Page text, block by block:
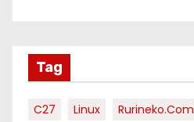
Tag
C27 Linux Rurineko.com